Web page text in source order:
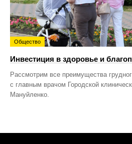
Общество
Инвестиция в здоровье и
Рассмотрим все преимущества
с главным врачом Городской
Мануйленко.